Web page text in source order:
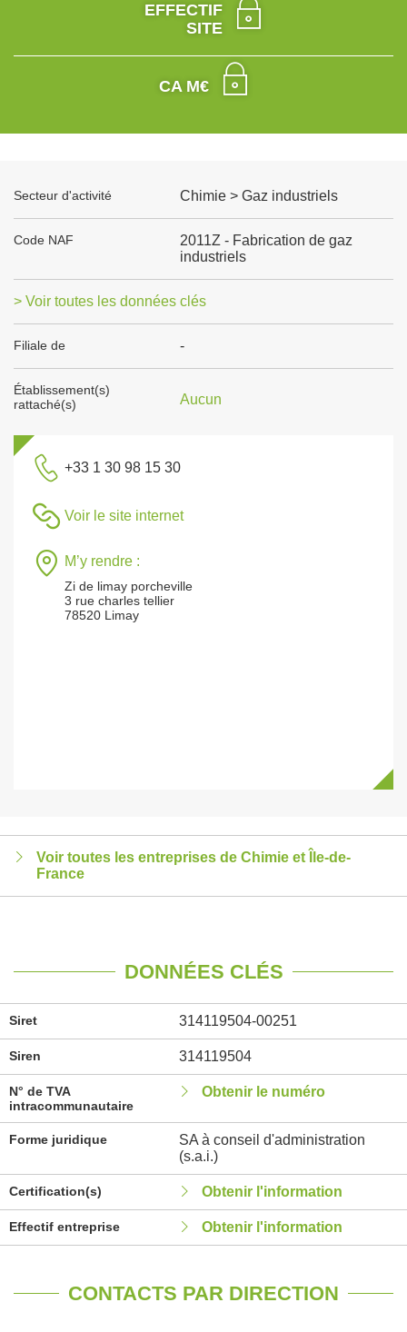
EFFECTIF
SITE
CA M€
Secteur d'activité Chimie > Gaz industriels
Code NAF
2011Z - Fabrication de gaz
industriels
> Voir toutes les données clés
Filiale de -
Établissement(s)
rattaché(s)
Aucun
+33 1 30 98 15 30
Voir le site internet
M’y rendre :
Zi de limay porcheville
3 rue charles tellier
78520 Limay
Voir toutes les entreprises de Chimie et Île-de-
France
DONNÉES CLÉS
Siret 314119504-00251
Siren 314119504
N° de TVA
intracommunautaire
Obtenir le numéro
Forme juridique
SA à conseil d'administration
(s.a.i.)
Certification(s) Obtenir l'information
Effectif entreprise Obtenir l'information
CONTACTS PAR DIRECTION